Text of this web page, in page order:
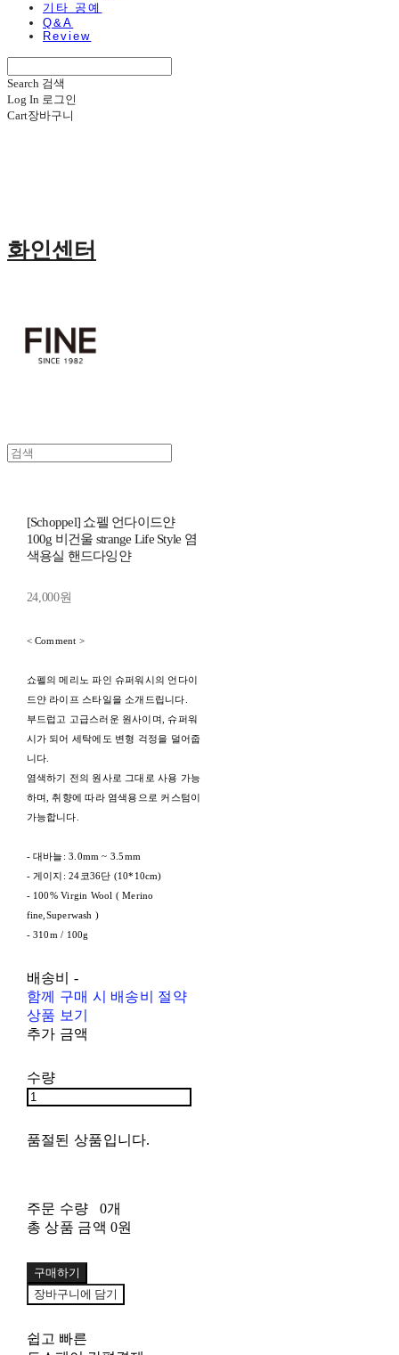
기타 공예
Q&A
Review
Search 검색
Log In 로그인
Cart장바구니
화인센터
[Schoppel] 쇼펠 언다이드얀
100g 비건울 strange Life Style 염
색용실 핸드다잉얀
24,000원
< Comment >
쇼펠의 메리노 파인 슈퍼워시의 언다이
드얀 라이프 스타일을 소개드립니다.
부드럽고 고급스러운 원사이며, 슈퍼워
시가 되어 세탁에도 변형 걱정을 덜어줍
니다.
염색하기 전의 원사로 그대로 사용 가능
하며, 취향에 따라 염색용으로 커스텀이
가능합니다.
- 대바늘: 3.0mm ~ 3.5mm
- 게이지: 24코36단 (10*10cm)
- 100% Virgin Wool ( Merino
fine,Superwash )
- 310m / 100g
배송비 -
함께 구매 시 배송비 절약
상품 보기
추가 금액
수량
품절된 상품입니다.
주문 수량
0개
총 상품 금액 0원
구매하기
장바구니에 담기
쉽고 빠른